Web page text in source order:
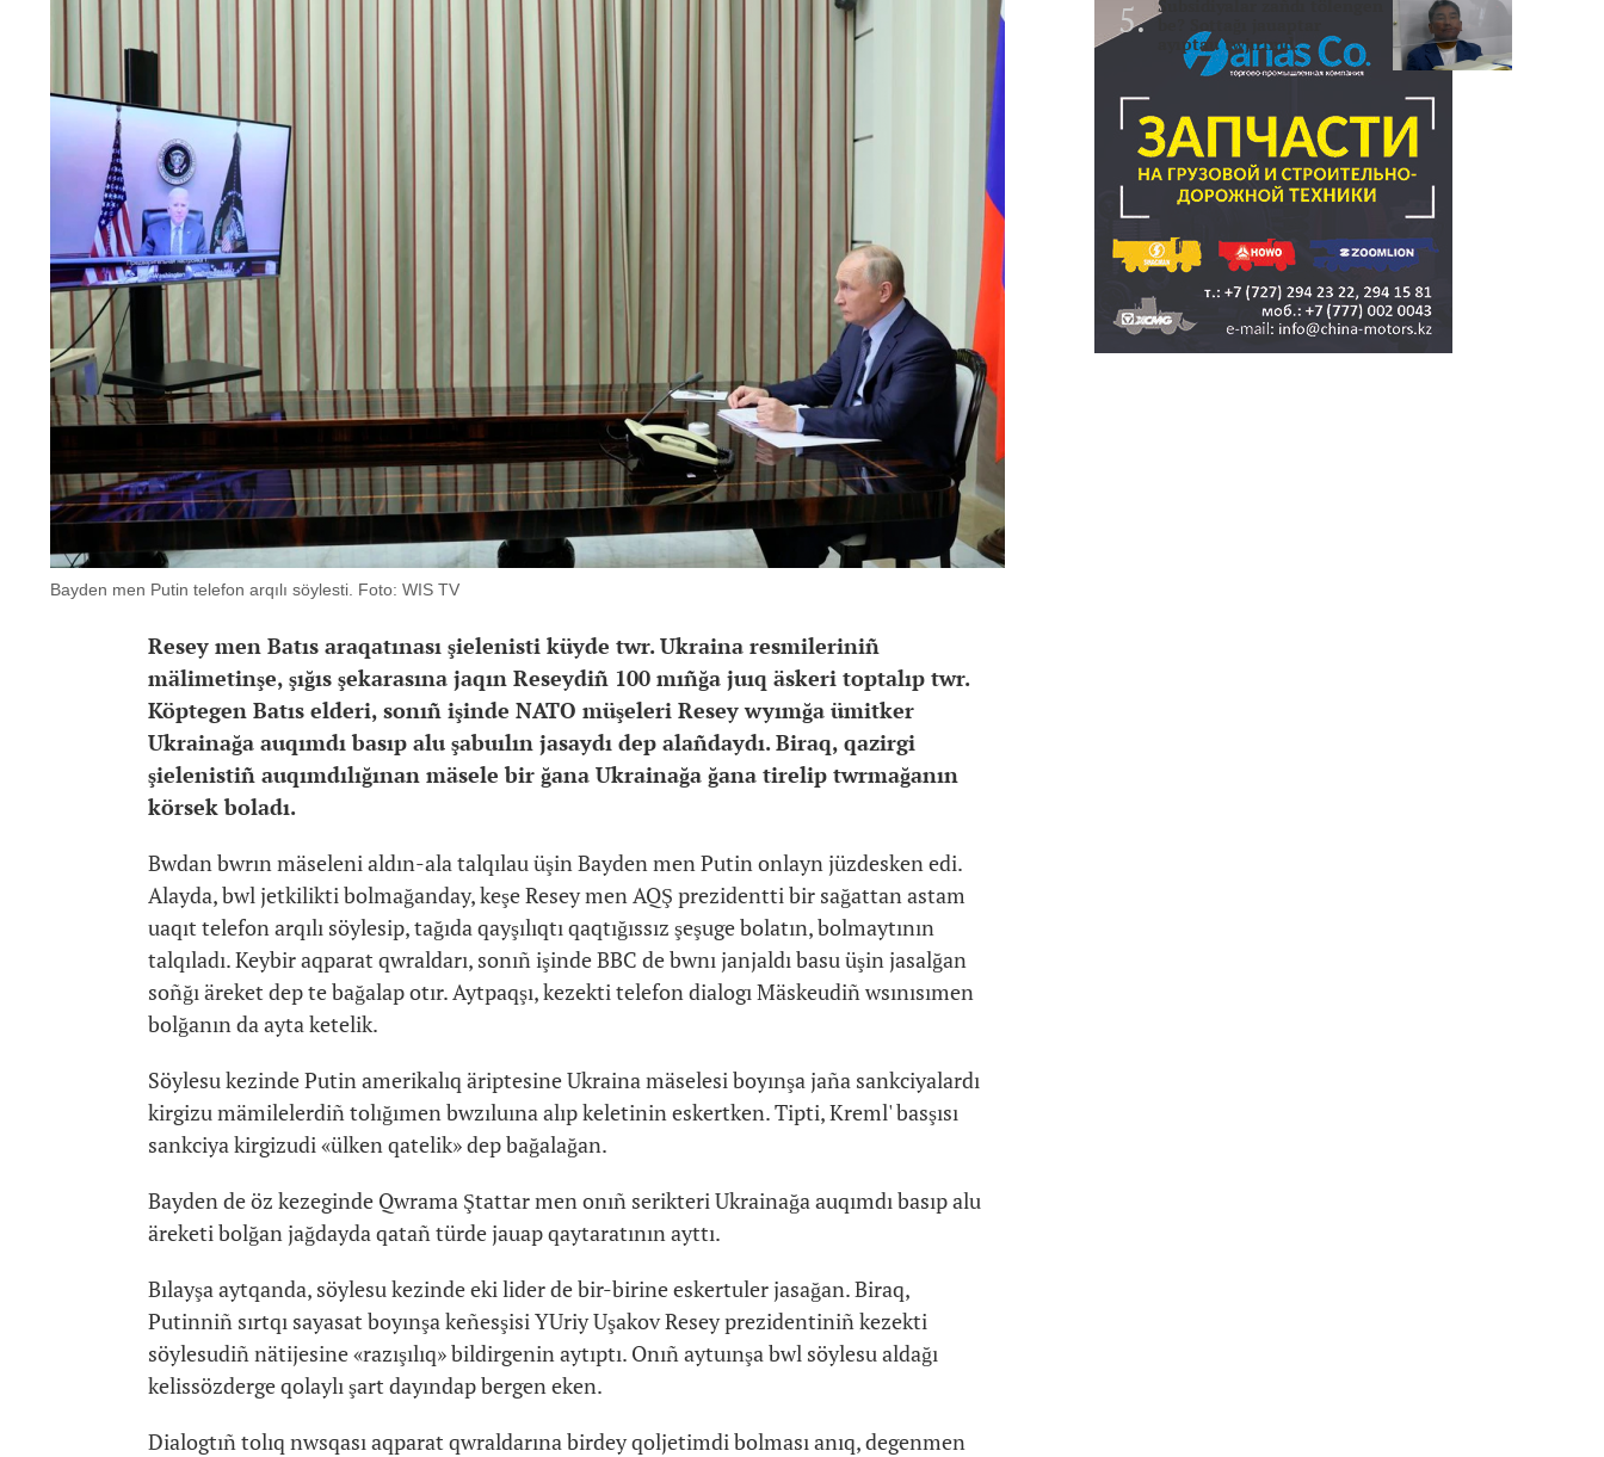
Bayden men Putin telefon arqılı söylesti. Foto: WIS TV
Resey men Batıs araqatınası şielenisti küyde twr. Ukraina resmileriniñ
mälimetinşe, şığıs şekarasına jaqın Reseydiñ 100 mıñğa juıq äskeri toptalıp twr.
Köptegen Batıs elderi, sonıñ işinde NATO müşeleri Resey wyımğa ümitker
Ukrainağa auqımdı basıp alu şabuılın jasaydı dep alañdaydı. Biraq, qazirgi
şielenistiñ auqımdılığınan mäsele bir ğana Ukrainağa ğana tirelip twrmağanın
körsek boladı.
Bwdan bwrın mäseleni aldın-ala talqılau üşin Bayden men Putin onlayn jüzdesken edi.
Alayda, bwl jetkilikti bolmağanday, keşe Resey men AQŞ prezidentti bir sağattan astam
uaqıt telefon arqılı söylesip, tağıda qayşılıqtı qaqtığıssız şeşuge bolatın, bolmaytının
talqıladı. Keybir aqparat qwraldarı, sonıñ işinde BBC de bwnı janjaldı basu üşin jasalğan
soñğı äreket dep te bağalap otır. Aytpaqşı, kezekti telefon dialogı Mäskeudiñ wsınısımen
bolğanın da ayta ketelik.
Söylesu kezinde Putin amerikalıq äriptesine Ukraina mäselesi boyınşa jaña sankciyalardı
kirgizu mämilelerdiñ tolığımen bwzıluına alıp keletinin eskertken. Tipti, Kreml' basşısı
sankciya kirgizudi «ülken qatelik» dep bağalağan.
Bayden de öz kezeginde Qwrama Ştattar men onıñ serikteri Ukrainağa auqımdı basıp alu
äreketi bolğan jağdayda qatañ türde jauap qaytaratının ayttı.
Bılayşa aytqanda, söylesu kezinde eki lider de bir-birine eskertuler jasağan. Biraq,
Putinniñ sırtqı sayasat boyınşa keñesşisi YUriy Uşakov Resey prezidentiniñ kezekti
söylesudiñ nätijesine «razışılıq» bildirgenin aytıptı. Onıñ aytuınşa bwl söylesu aldağı
kelissözderge qolaylı şart dayındap bergen eken.
Dialogtıñ tolıq nwsqası aqparat qwraldarına birdey qoljetimdi bolması anıq, degenmen
Subsidiyalar zañdı tölengen
ayıptau twjırımd..